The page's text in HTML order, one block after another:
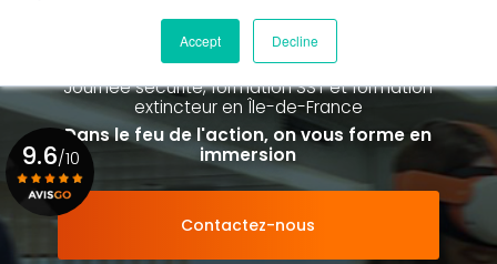
Accept Decline
de la Formation Incendie
à Paris La Défense depuis 2015
Journée sécurité, formation SST et formation
extincteuren Île-de-France
Dans le feu de l'action, on vous forme en
immersion
Contactez-nous
9.6/10
Voir le certificat